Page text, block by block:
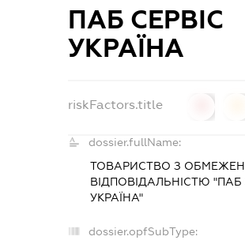
ПАБ СЕРВІС
УКРАЇНА
riskFactors.title
dossier.fullName:
ТОВАРИСТВО З
ВІДПОВІДАЛЬНІСТЮ "ПАБ
УКРАЇНА"
dossier.opfSubType: